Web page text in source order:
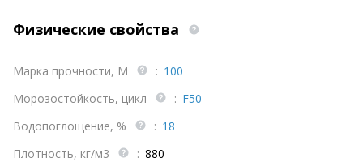
Физические свойства
Марка прочности, М : 100
Морозостойкость, цикл
: F50
Водопоглощение, %
: 18
Плотность, кг/м3
: 880